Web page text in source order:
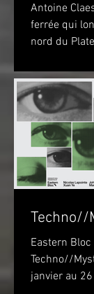
Antoine
ferrée qui
nord du
Techno//
Eastern Bloc
Techno//
janvier au